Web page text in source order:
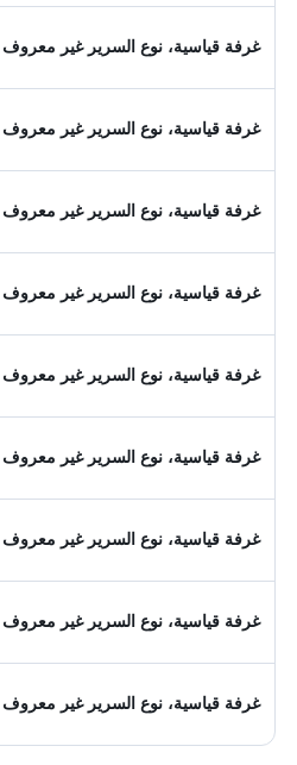
غرفة قياسية، نوع السرير غير معروف
غرفة قياسية، نوع السرير غير معروف
غرفة قياسية، نوع السرير غير معروف
غرفة قياسية، نوع السرير غير معروف
غرفة قياسية، نوع السرير غير معروف
غرفة قياسية، نوع السرير غير معروف
غرفة قياسية، نوع السرير غير معروف
غرفة قياسية، نوع السرير غير معروف
غرفة قياسية، نوع السرير غير معروف